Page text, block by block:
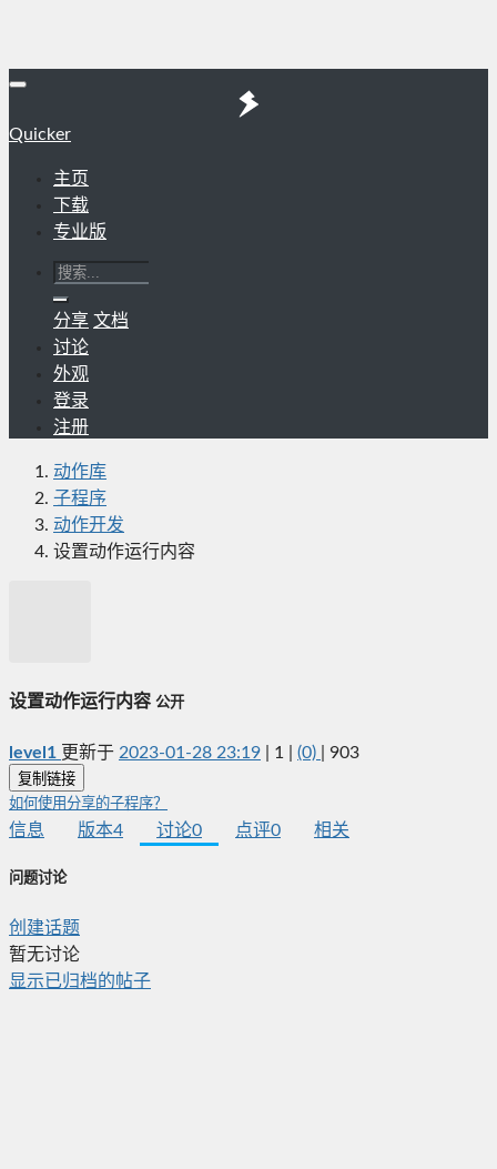
Quicker
主页
下载
专业版
分享 文档
讨论
外观
登录
注册
动作库
子程序
动作开发
设置动作运行内容
设置动作运行内容 公开
level1 更新于 2023-01-28 23:19 1 (0) 903
复制链接
如何使用分享的子程序？
信息 版本4 讨论0 点评0 相关
问题讨论
创建话题
暂无讨论
显示已归档的帖子